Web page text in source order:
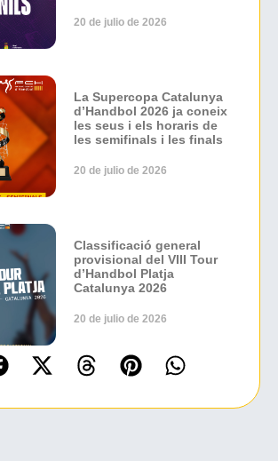
20 de julio de 2026
La Supercopa Catalunya
d’Handbol 2026 ja coneix
les seus i els horaris de
les semifinals i les finals
20 de julio de 2026
Classificació general
provisional del VIII Tour
d’Handbol Platja
Catalunya 2026
20 de julio de 2026